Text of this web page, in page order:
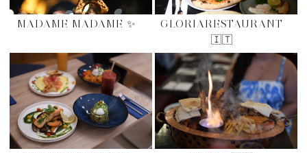
MADAME MADAME ✨
GLORIARESTAURANT
🇮🇹